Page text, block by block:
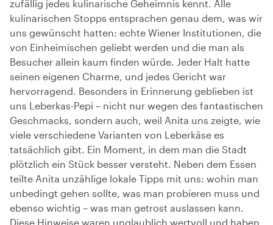
zufällig jedes kulinarische Geheimnis kennt. Alle
kulinarischen Stopps entsprachen genau dem, was wir
uns gewünscht hatten: echte Wiener Institutionen, die
von Einheimischen geliebt werden und die man als
Besucher allein kaum finden würde. Jeder Halt hatte
seinen eigenen Charme, und jedes Gericht war
hervorragend. Besonders in Erinnerung geblieben ist
uns Leberkas-Pepi – nicht nur wegen des fantastischen
Geschmacks, sondern auch, weil Anita uns zeigte, wie
viele verschiedene Varianten von Leberkäse es
tatsächlich gibt. Ein Moment, in dem man die Stadt
plötzlich ein Stück besser versteht. Neben dem Essen
teilte Anita unzählige lokale Tipps mit uns: wohin man
unbedingt gehen sollte, was man probieren muss und
ebenso wichtig – was man getrost auslassen kann.
Diese Hinweise waren unglaublich wertvoll und haben